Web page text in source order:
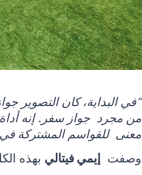
“في البداية، كان التصوير
من مجرد جواز سفر. إنه أداة
معنى للقواسم المشتركة في
وصفت
إيمي فيتالي بهذه